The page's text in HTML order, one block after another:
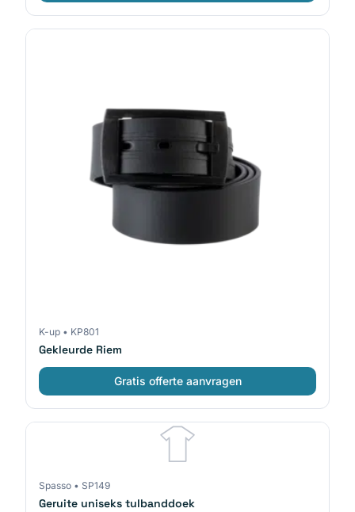
K-up • KP801
Gekleurde Riem
Gratis offerte aanvragen
Spasso • SP149
Geruite uniseks tulbanddoek